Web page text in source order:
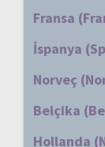
Fransa
İspanya
Norveç
Belçika
Hollanda